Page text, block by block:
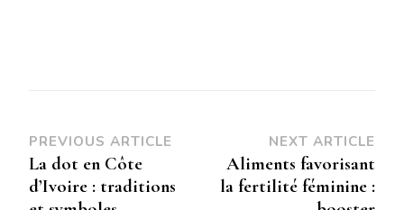
PREVIOUS ARTICLE
La dot en Côte
d’Ivoire : traditions
NEXT ARTICLE
Aliments favorisant
la fertilité féminine :